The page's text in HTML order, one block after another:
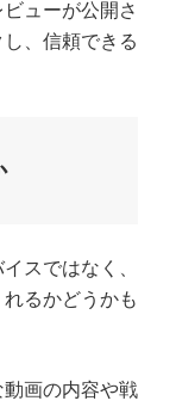
ューが公開さ
、信頼できる
スではなく、
るかどうかも
画の内容や戦